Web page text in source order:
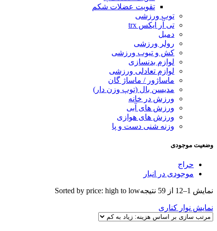
تقویت عضلات شکم
توپ ورزشی
تی آر ایکس trx
دمبل
رولر ورزشی
کش و تیوب ورزشی
لوازم بدنسازی
لوازم تعادلی ورزشی
ماساژور / ماساژ گان
مدیسن بال (توپ وزن دار)
ورزش در خانه
ورزش های آبی
ورزش های هوازی
وزنه شنی دست و پا
وضعیت موجودی
حراج
موجودی در انبار
نمایش 1–12 از 59 نتیجه Sorted by price: high to low
نمایش نوار کناری